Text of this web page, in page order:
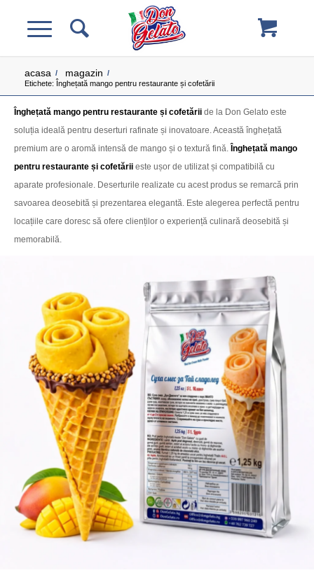
acasa / magazin /
Etichete: Înghețată mango pentru restaurante și cofetării
Înghețată mango pentru restaurante și cofetării de la Don Gelato este
soluția ideală pentru deserturi rafinate și inovatoare. Această înghețată
premium are o aromă intensă de mango și o textură fină. Înghețată mango
pentru restaurante și cofetării este ușor de utilizat și compatibilă cu
aparate profesionale. Deserturile realizate cu acest produs se remarcă prin
savoarea deosebită și prezentarea elegantă. Este alegerea perfectă pentru
locațiile care doresc să ofere clienților o experiență culinară deosebită și
memorabilă.